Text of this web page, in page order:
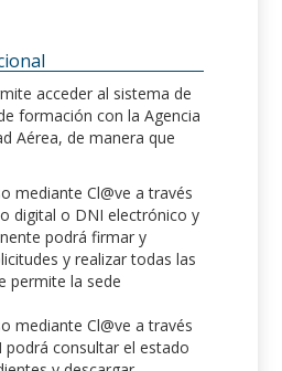
acceder al sistema de
formación con la Agencia
Aérea, de manera que
mediante Cl@ve a través
digital o DNI electrónico y
podrá firmar y
y realizar todas las
permite la sede
mediante Cl@ve a través
podrá consultar el estado